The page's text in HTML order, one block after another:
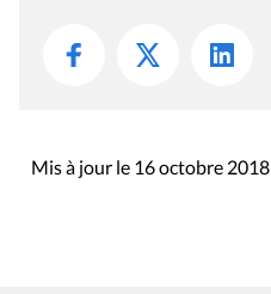
Mis à jour le 16 octobre 2018